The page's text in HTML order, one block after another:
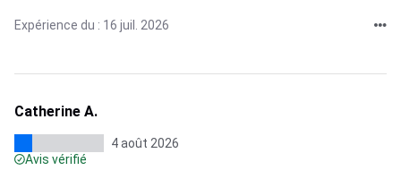
Expérience du : 16 juil. 2026
Catherine A.
4 août 2026
Avis vérifié